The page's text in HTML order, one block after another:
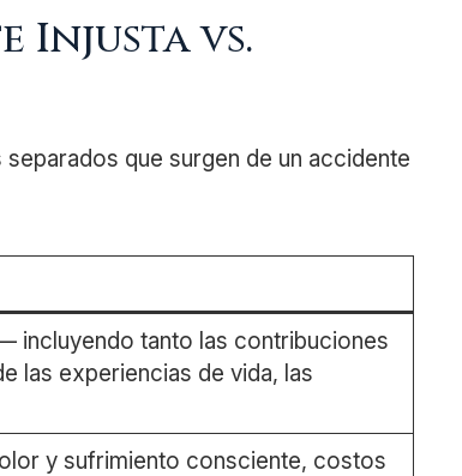
Injusta vs.
que surgen de un accidente
incluyendo tanto las contribuciones
las experiencias de vida, las
y sufrimiento consciente, costos